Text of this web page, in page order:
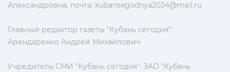
Александровна, почта: kubansegodnya2024@mail.ru
Главный редактор газеты "Кубань сегодня":
Арендаренко Андрей Михайлович
Учредитель СМИ "Кубань сегодня": ЗАО "Кубань